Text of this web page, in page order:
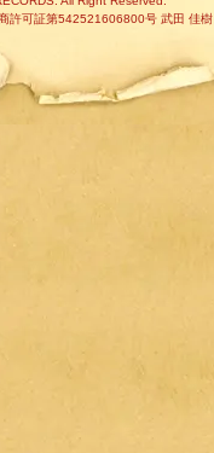
許可証第542521606800号 武田 佳樹